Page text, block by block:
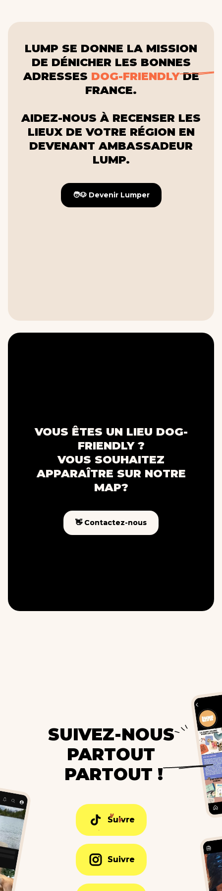
LUMP SE DONNE LA MISSION
DE DÉNICHER LES BONNES
ADRESSES DOG-FRIENDLYDE
FRANCE.
AIDEZ-NOUS À RECENSER LES
LIEUX DE VOTRE RÉGION EN
DEVENANT AMBASSADEUR
LUMP.
🧑🐶 Devenir Lumper
🧑🐶 Devenir Lumper
VOUS ÊTES UN LIEU DOG-
FRIENDLY ?
VOUS SOUHAITEZ
APPARAÎTRE SUR NOTRE
MAP?
👋 Contactez-nous
👋 Contactez-nous
SUIVEZ-NOUS
PARTOUT
PARTOUT !
Suivre
Suivre
Suivre
Suivre